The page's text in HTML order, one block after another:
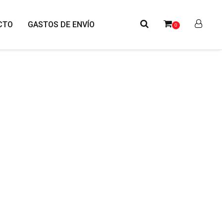
GASTOS DE ENVÍO 0